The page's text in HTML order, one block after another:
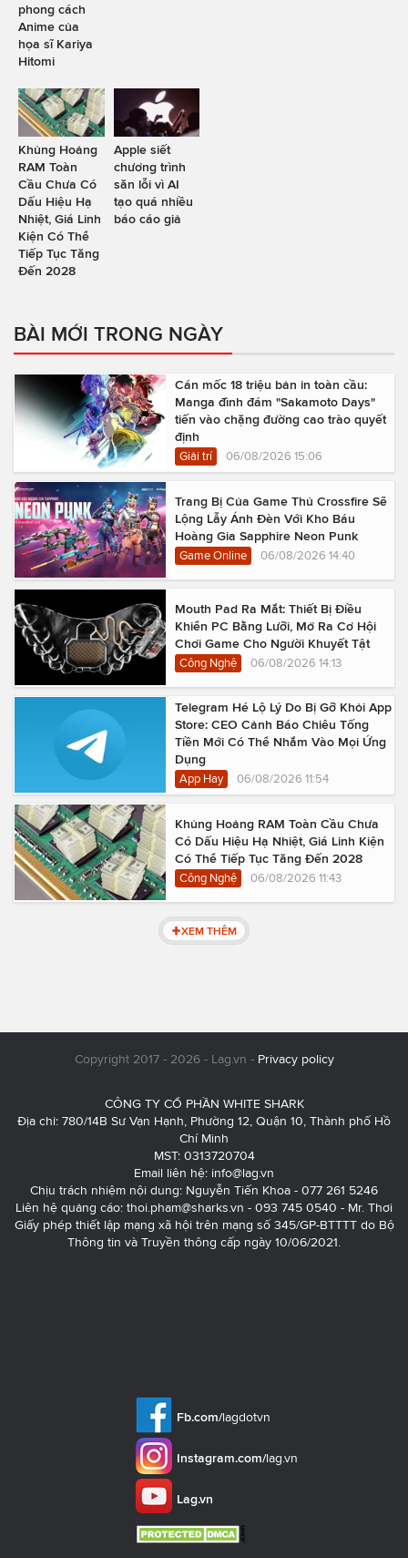
phong cách
Anime của
họa sĩ Kariya
Hitomi
Khủng Hoảng
RAM Toàn
Cầu Chưa Có
Dấu Hiệu Hạ
Nhiệt, Giá Linh
Kiện Có Thể
Tiếp Tục Tăng
Đến 2028
Apple siết
chương trình
săn lỗi vì AI
tạo quá nhiều
báo cáo giả
BÀI MỚI TRONG NGÀY
Cán mốc 18 triệu bản in toàn cầu:
Manga đình đám "Sakamoto Days"
tiến vào chặng đường cao trào quyết
định
Giải trí 06/08/2026 15:06
Trang Bị Của Game Thủ Crossfire Sẽ
Lộng Lẫy Ánh Đèn Với Kho Báu
Hoàng Gia Sapphire Neon Punk
Game Online 06/08/2026 14:40
Mouth Pad Ra Mắt: Thiết Bị Điều
Khiển PC Bằng Lưỡi, Mở Ra Cơ Hội
Chơi Game Cho Người Khuyết Tật
Công Nghệ 06/08/2026 14:13
Telegram Hé Lộ Lý Do Bị Gỡ Khỏi App
Store: CEO Cảnh Báo Chiêu Tống
Tiền Mới Có Thể Nhắm Vào Mọi Ứng
Dụng
App Hay 06/08/2026 11:54
Khủng Hoảng RAM Toàn Cầu Chưa
Có Dấu Hiệu Hạ Nhiệt, Giá Linh Kiện
Có Thể Tiếp Tục Tăng Đến 2028
Công Nghệ 06/08/2026 11:43
XEM THÊM
Copyright 2017 - 2026 - Lag.vn - Privacy policy
CÔNG TY CỔ PHẦN WHITE SHARK
Địa chỉ: 780/14B Sư Vạn Hạnh, Phường 12, Quận 10, Thành phố Hồ
Chí Minh
MST: 0313720704
Email liên hệ: info@lag.vn
Chịu trách nhiệm nội dung: Nguyễn Tiến Khoa - 077 261 5246
Liên hệ quảng cáo: thoi.pham@sharks.vn - 093 745 0540 - Mr. Thơi
Giấy phép thiết lập mạng xã hội trên mạng số 345/GP-BTTTT do Bộ
Thông tin và Truyền thông cấp ngày 10/06/2021.
Fb.com/lagdotvn
Instagram.com/lag.vn
Lag.vn